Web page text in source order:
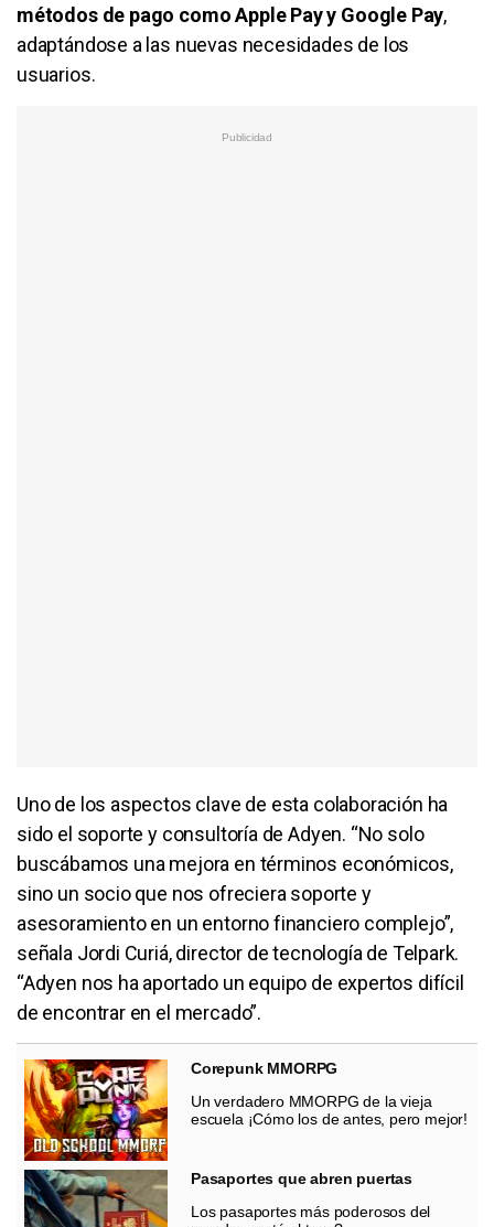
métodos de pago como Apple Pay y Google Pay,
adaptándose a las nuevas necesidades de los
usuarios.
Uno de los aspectos clave de esta colaboración ha
sido el soporte y consultoría de Adyen. “No solo
buscábamos una mejora en términos económicos,
sino un socio que nos ofreciera soporte y
asesoramiento en un entorno financiero complejo”,
señala Jordi Curiá, director de tecnología de Telpark.
“Adyen nos ha aportado un equipo de expertos difícil
de encontrar en el mercado”.
Corepunk MMORPG
Un verdadero MMORPG de la vieja
escuela ¡Cómo los de antes, pero mejor!
Pasaportes que abren puertas
Los pasaportes más poderosos del